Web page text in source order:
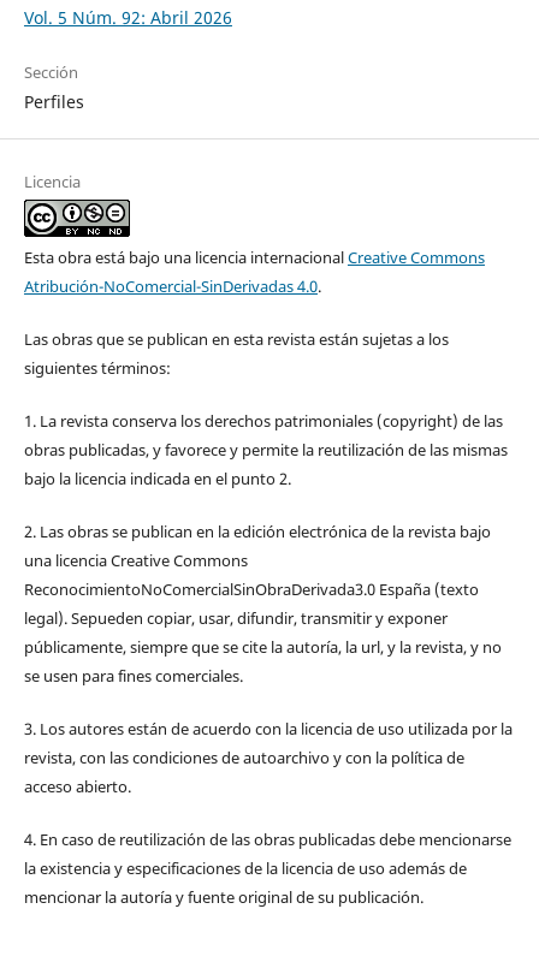
Vol. 5 Núm. 92: Abril 2026
Sección
Perfiles
Licencia
Esta obra está bajo una licencia internacionalCreative Commons
Atribución-NoComercial-SinDerivadas 4.0.
Las obras que se publican en esta revista están sujetas a los
siguientes términos:
1. La revista conserva los derechos patrimoniales (copyright) de las
obras publicadas, y favorece y permite la reutilización de las mismas
bajo la licencia indicada en el punto 2.
2. Las obras se publican en la edición electrónica de la revista bajo
una licencia Creative Commons
ReconocimientoNoComercialSinObraDerivada3.0 España (texto
legal). Sepueden copiar, usar, difundir, transmitir y exponer
públicamente, siempre que se cite la autoría, la url, y la revista, y no
se usen para fines comerciales.
3. Los autores están de acuerdo con la licencia de uso utilizada por la
revista, con las condiciones de autoarchivo y con la política de
acceso abierto.
4. En caso de reutilización de las obras publicadas debe mencionarse
la existencia y especificaciones de la licencia de uso además de
mencionar la autoría y fuente original de su publicación.